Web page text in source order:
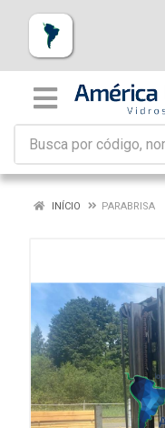
INÍCIO PARABRISA